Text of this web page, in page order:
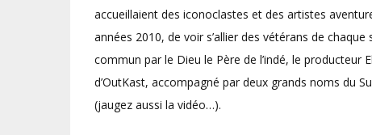
accueillaient des iconoclastes et des artistes
années 2010, de voir s’allier des vétérans de chaque
commun par le Dieu le Père de l’indé, le producteur
d’OutKast, accompagné par deux grands noms du
(jaugez aussi la vidéo…).